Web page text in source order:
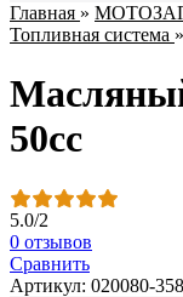
Главная »
Топливная система »
50сс
5.0/2
0 отзывов
Сравнить
Артикул: 020080-